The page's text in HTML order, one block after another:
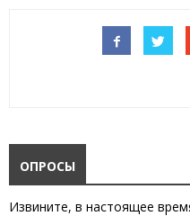
ОПРОСЫ
Извините, в настоящее